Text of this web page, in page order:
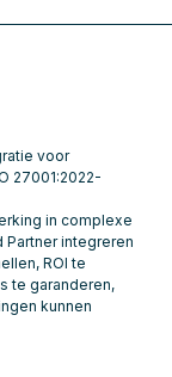
voor
27001:2022-
in complexe
integreren
ROI te
te garanderen,
kunnen